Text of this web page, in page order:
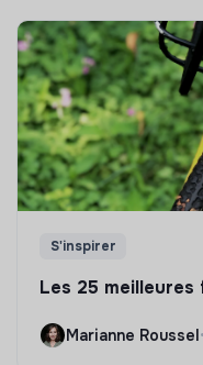
S'inspirer
Les 25 meilleures
Marianne Roussel•